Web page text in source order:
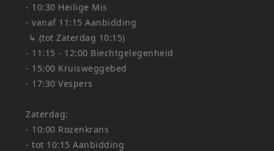
- 10:30 Heilige Mis
- vanaf 11:15 Aanbidding
↳ (tot Zaterdag 10:15)
- 11:15 - 12:00 Biechtgelegenheid
- 15:00 Kruisweggebed
- 17:30 Vespers
Zaterdag:
- 10:00 Rozenkrans
- tot 10:15 Aanbidding